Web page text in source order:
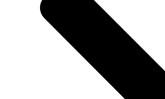
Haralds
Hörtipps von